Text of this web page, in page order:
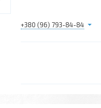
+380 (96) 793-84-84